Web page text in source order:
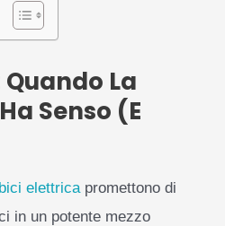
La
Senso (E
elettrica promettono di
in un potente mezzo